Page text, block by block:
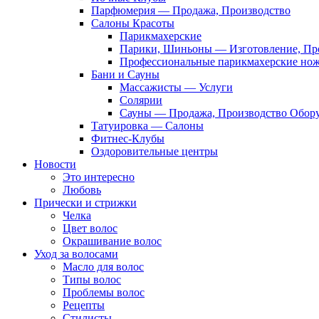
Парфюмерия — Продажа, Производство
Салоны Красоты
Парикмахерские
Парики, Шиньоны — Изготовление,
Профессиональные парикмахерские
Бани и Сауны
Массажисты — Услуги
Солярии
Сауны — Продажа, Производство
Татуировка — Салоны
Фитнес-Клубы
Оздоровительные центры
Новости
Это интересно
Любовь
Прически и стрижки
Челка
Цвет волос
Окрашивание волос
Уход за волосами
Масло для волос
Типы волос
Проблемы волос
Рецепты